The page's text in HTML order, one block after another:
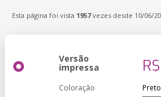
Esta página foi vista 1957vezes desde 10/06/
Versão
impressa
Coloração